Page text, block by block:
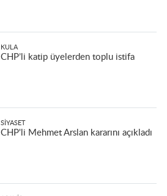
KULA
CHP’li katip üyelerden toplu istifa
SIYASET
CHP'li Mehmet Arslan kararını açıkladı